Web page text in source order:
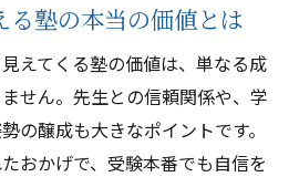
る塾の本当の価値とは
えてくる塾の価値は、単なる成
せん。先生との信頼関係や、学
の醸成も大きなポイントです。
おかげで、受験本番でも自信を